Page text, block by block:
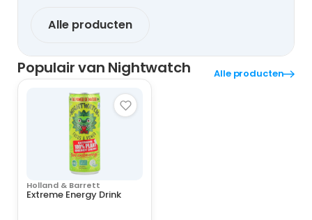
Alle producten
Populair van Nightwatch Alle producten
Holland & Barrett
Extreme Energy Drink